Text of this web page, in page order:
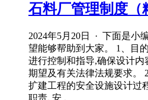
石料厂管理制度（
2024年5月20日 · 下面是小
望能够帮助到大家。 1、目
进行控制和指导,确保设计
期望及有关法律法规要求。
扩建工程的安全设施设计过
职责. 安 .